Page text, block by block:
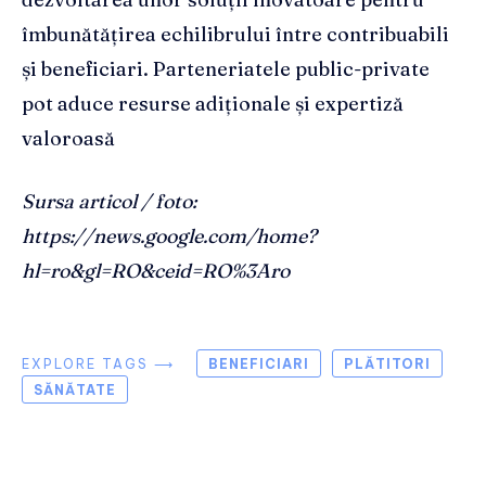
îmbunătățirea echilibrului între contribuabili
și beneficiari. Parteneriatele public-private
pot aduce resurse adiționale și expertiză
valoroasă
Sursa articol / foto:
https://news.google.com/home?
hl=ro&gl=RO&ceid=RO%3Aro
EXPLORE TAGS ⟶ BENEFICIARI
PLĂTITORI
SĂNĂTATE